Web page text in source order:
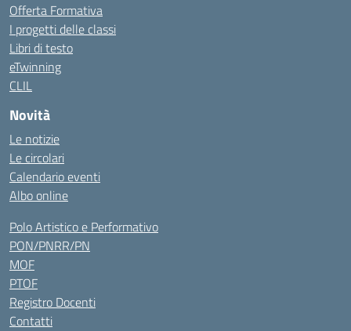
Offerta Formativa
I progetti delle classi
Libri di testo
eTwinning
CLIL
Novità
Le notizie
Le circolari
Calendario eventi
Albo online
Polo Artistico e Performativo
PON/PNRR/PN
MOF
PTOF
Registro Docenti
Contatti